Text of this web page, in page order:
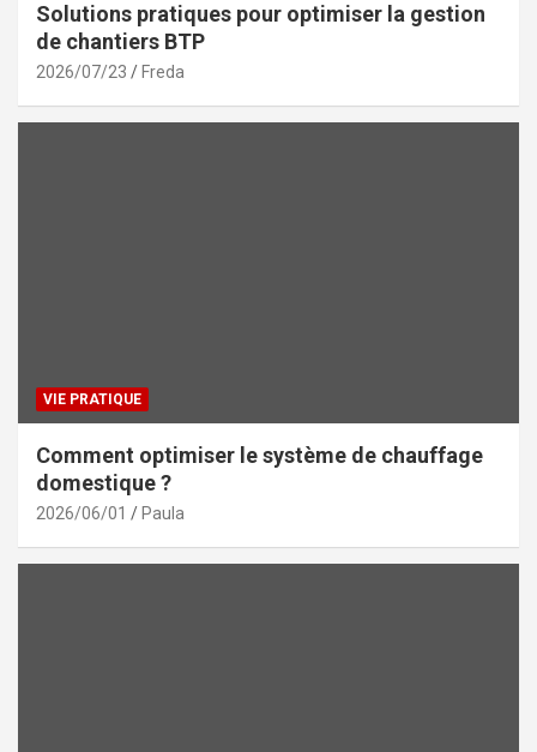
Solutions pratiques pour optimiser la gestion
de chantiers BTP
2026/07/23 Freda
VIE PRATIQUE
Comment optimiser le système de chauffage
domestique ?
2026/06/01 Paula